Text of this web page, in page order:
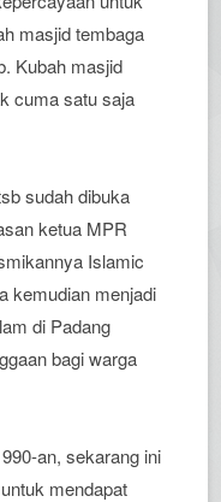
masjid tembaga
Kubah masjid
cuma satu saja
sudah dibuka
ketua MPR
Islamic
kemudian menjadi
di Padang
bagi warga
an, sekarang ini
mendapat